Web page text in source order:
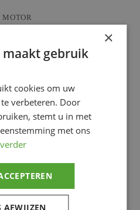
MOTOR
×
maakt gebruik
cookies om uw
verbeteren. Door
stemt u in met
met ons
AFWIJZEN